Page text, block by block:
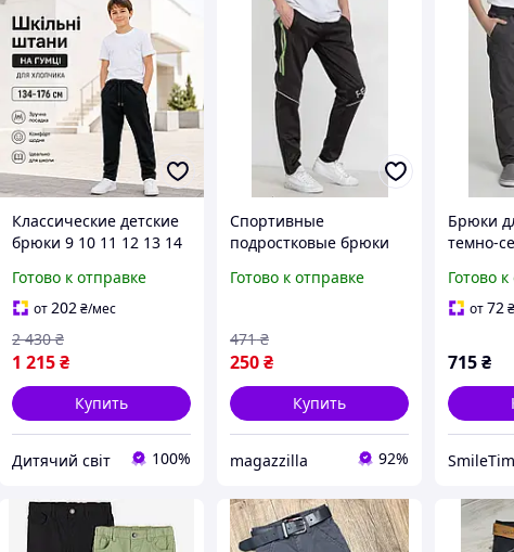
Классические детские
брюки 9 10 11 12 13 14
подросток, школьные
удобные штаны котон
на резинке на полных
детей
Готово к отправке
от202₴/мес
1 215₴
2 430 ₴
Купить
Дитячий світ 100%
Спортивные
подростковые брюки
зеленым принтом
цвета, XL
Готово к отправке
250₴
471 ₴
Купить
magazzilla 92%
Брюки
темно-
графит
Готово
от72
715₴